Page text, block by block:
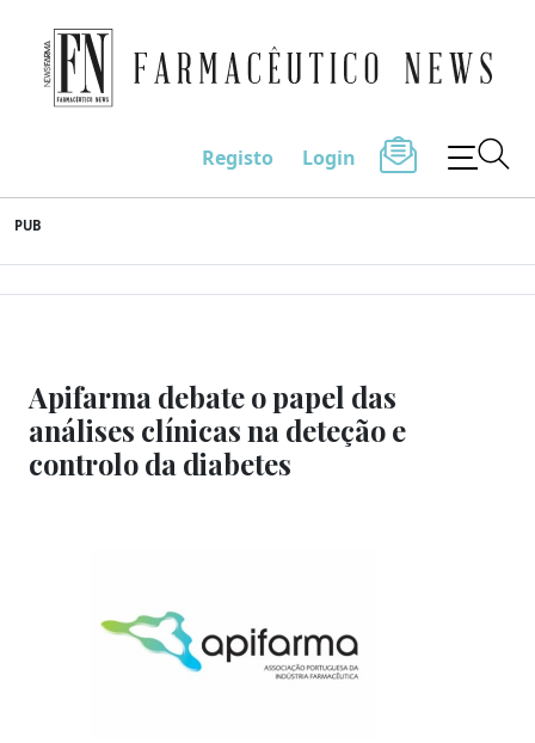
to
content
Farmacêutico News
Registo Login
PUB
Apifarma debate o papel das
análises clínicas na deteção e
controlo da diabetes